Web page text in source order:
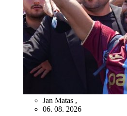
Jan Matas ,
06. 08. 2026